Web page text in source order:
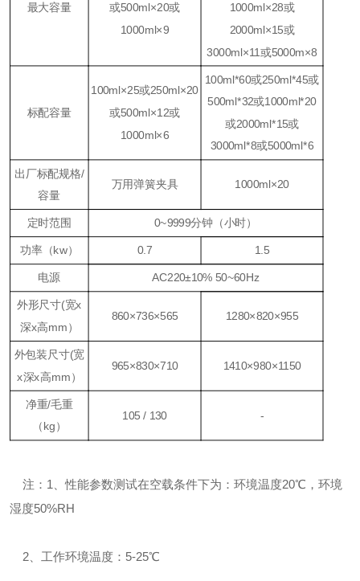
最大容量
或500ml×20或
1000ml×9
1000ml×28或
2000ml×15或
3000ml×11或5000m×8
标配容量
100ml×25或250ml×20
或500ml×12或
1000ml×6
100ml*60或250ml*45或
500ml*32或1000ml*20
或2000ml*15或
3000ml*8或5000ml*6
出厂标配规格/
容量
万用弹簧夹具 1000ml×20
定时范围 0~9999分钟（小时）
功率（kw） 0.7 1.5
电源 AC220±10% 50~60Hz
外形尺寸(宽x
深x高mm）
860×736×565 1280×820×955
外包装尺寸(宽
x深x高mm）
965×830×710 1410×980×1150
净重/毛重
（kg）
105 / 130 -
注：1、性能参数测试在空载条件下为：环境温度20℃，环境
湿度50%RH
2、工作环境温度：5-25℃